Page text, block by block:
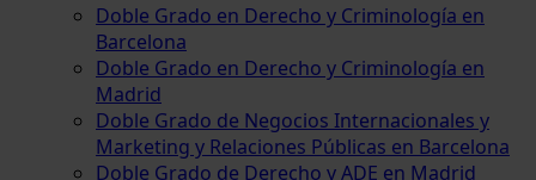
Doble Grado en Derecho y Criminología en
Barcelona
Doble Grado en Derecho y Criminología en
Madrid
Doble Grado de Negocios Internacionales y
Marketing y Relaciones Públicas en Barcelona
Doble Grado de Derecho y ADE en Madrid